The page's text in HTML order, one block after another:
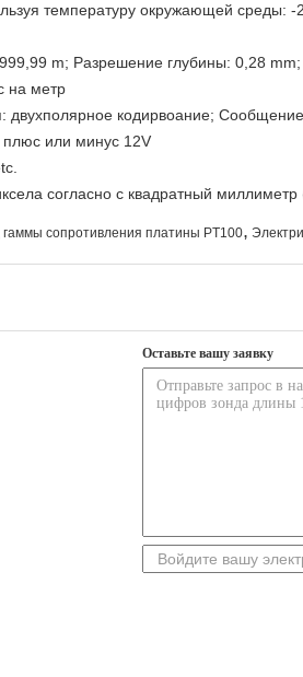
температуру окружающей среды:
m; Разрешение глубины: 0,28
на метр
двухполярное кодирвоание;
или минус 12V
согласно с квадратный
гаммы сопротивления платины PT100,
Оставьте вашу заявку